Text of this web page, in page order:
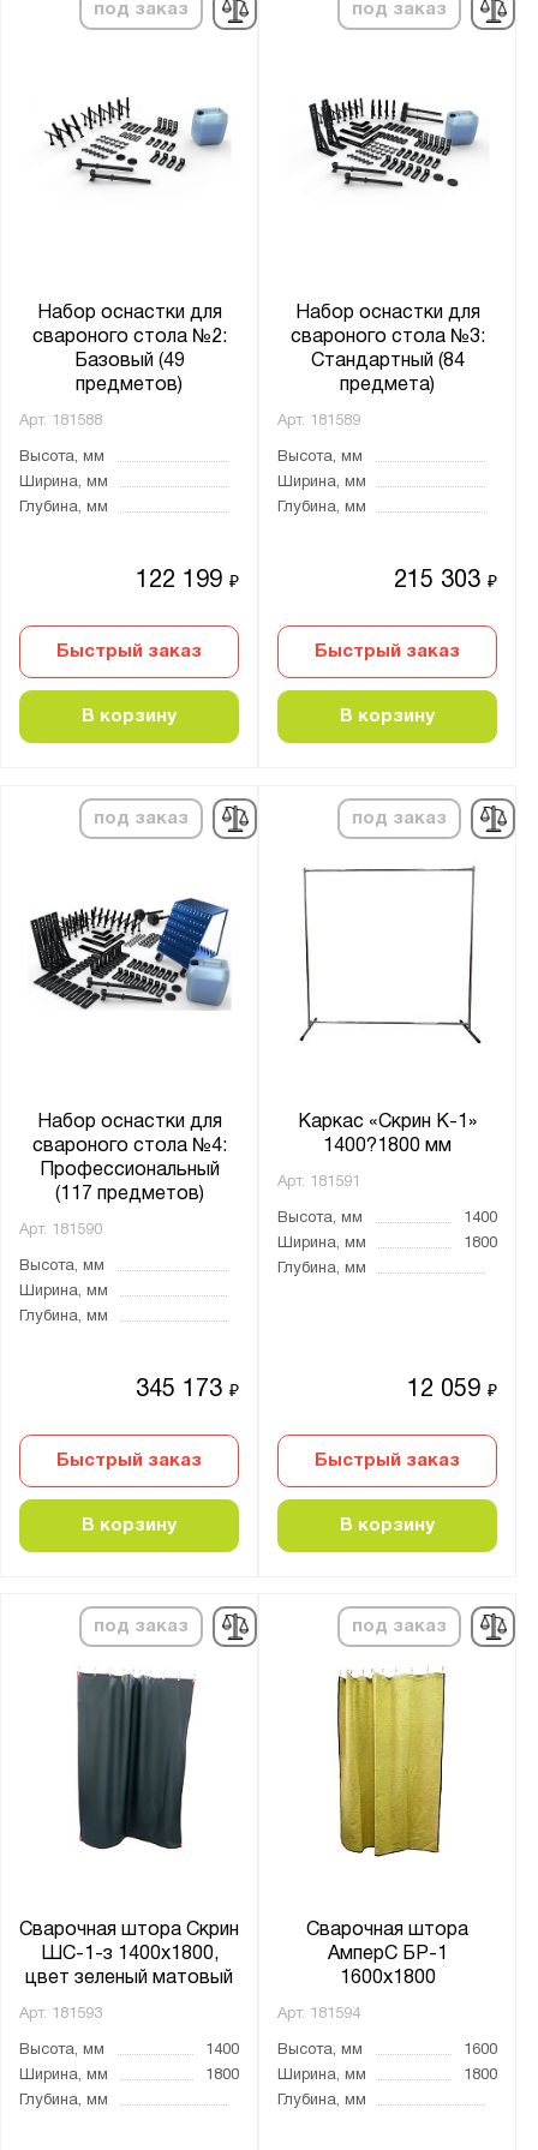
под заказ
Набор оснастки для
свароного стола №2:
Базовый (49
предметов)
Арт. 181588
Высота, мм
Ширина, мм
Глубина, мм
122 199₽
Быстрый заказ
В корзину
под заказ
Набор оснастки для
свароного стола №3:
Стандартный (84
предмета)
Арт. 181589
Высота, мм
Ширина, мм
Глубина, мм
215 303₽
Быстрый заказ
В корзину
под заказ
Набор оснастки для
свароного стола №4:
Профессиональный
(117 предметов)
Арт. 181590
Высота, мм
Ширина, мм
Глубина, мм
345 173₽
Быстрый заказ
В корзину
под заказ
Каркас «Скрин К-1»
1400?1800 мм
Арт. 181591
Высота, мм
1400
Ширина, мм
1800
Глубина, мм
12 059₽
Быстрый заказ
В корзину
под заказ
Сварочная штора Скрин
ШС-1-з 1400х1800,
цвет зеленый матовый
Арт. 181593
Высота, мм
1400
Ширина, мм
1800
Глубина, мм
под заказ
Сварочная штора
АмперС БР-1
1600х1800
Арт. 181594
Высота, мм
1600
Ширина, мм
1800
Глубина, мм